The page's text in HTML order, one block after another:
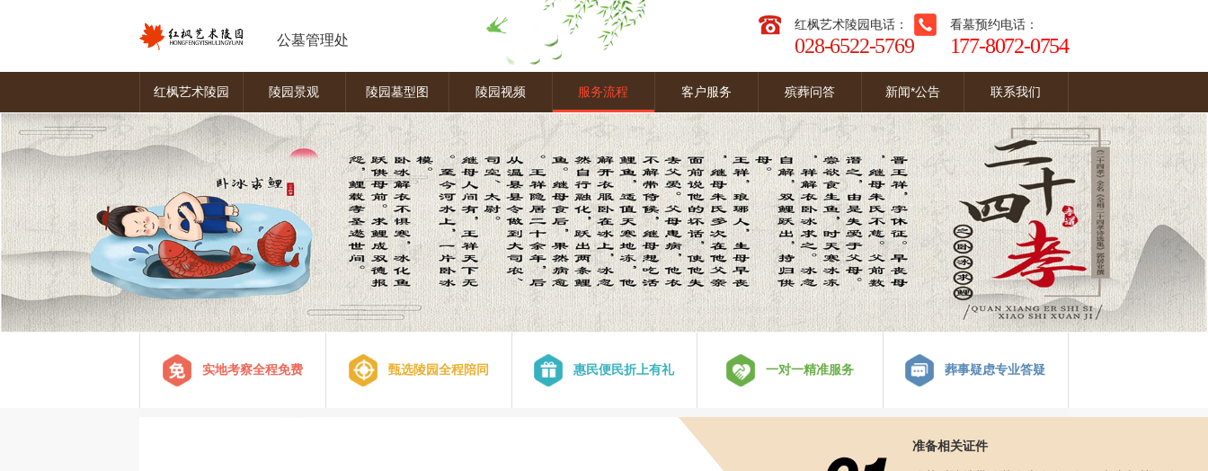
公墓管理处
看墓预约电话：
177-8072-0754
红枫艺术陵园电话：
028-6522-5769
红枫艺术陵园 陵园景观 陵园墓型图 陵园视频 服务流程 客户服务 殡葬问答 新闻*公告 联系我们
实地考察全程免费 甄选陵园全程陪同 惠民便民折上有礼 一对一精准服务 葬事疑虑专业答疑
准备相关证件